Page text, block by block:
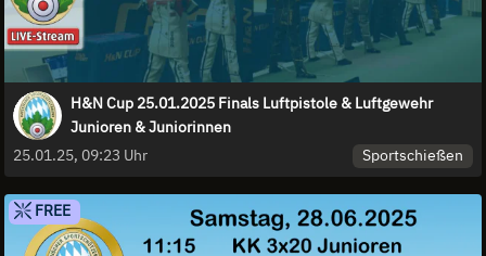
H&N Cup 25.01.2025 Finals Luftpistole & Luftgewehr
Junioren & Juniorinnen
25.01.25, 09:23 Uhr
Sportschießen
FREE